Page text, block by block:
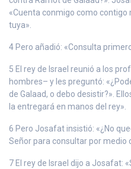
«Cuenta conmigo como
tuya».
4 Pero añadió: «Consulta
5 El rey de Israel reunió a los
hombres– y les preguntó:
de Galaad, o debo desistir?».
la entregará en manos del rey».
6 Pero Josafat insistió: «¿No
Señor para consultar por medio
7 El rey de Israel dijo a Josafat: